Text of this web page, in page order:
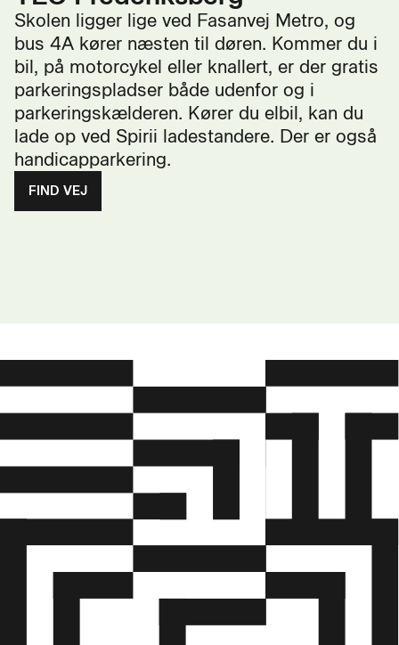
Skolen ligger lige ved Fasanvej Metro, og
bus 4A kører næsten til døren. Kommer du i
bil, på motorcykel eller knallert, er der gratis
parkeringspladser både udenfor og i
parkeringskælderen. Kører du elbil, kan du
lade op ved Spirii ladestandere. Der er også
handicapparkering.
FIND VEJ